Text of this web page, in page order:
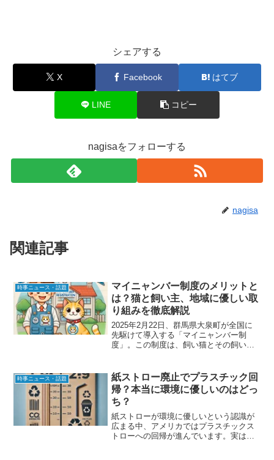
シェアする
X Facebook はてブ
LINE コピー
nagisaをフォローする
nagisa
関連記事
時事ニュース・話題
マイニャンバー制度のメリットと
は？猫と飼い主、地域に優しい取
り組みを徹底解説
2025年2月22日、群馬県大泉町が全国に
先駆けて導入する「マイニャンバー制
度」。この制度は、飼い猫とその飼い主
ことを目的としています。本記事では、
制度の具体的な内容と...
時事ニュース・話題
紙ストロー廃止でプラスチック回
帰？本当に環境に優しいのはどっ
ち？
紙ストローが環境に優しいという認識が
広まる中、アメリカではプラスチックス
トローへの回帰が進んでいます。実は、